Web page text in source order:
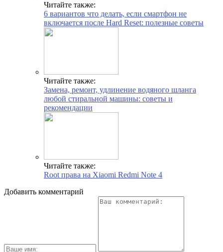
Читайте также:
6 вариантов что делать, если смартфон не
включается после Hard Reset: полезные советы
Читайте также:
Замена, ремонт, удлинение водяного шланга
любой стиральной машины: советы и
рекомендации
Читайте также:
Root права на Xiaomi Redmi Note 4
Добавить комментарий